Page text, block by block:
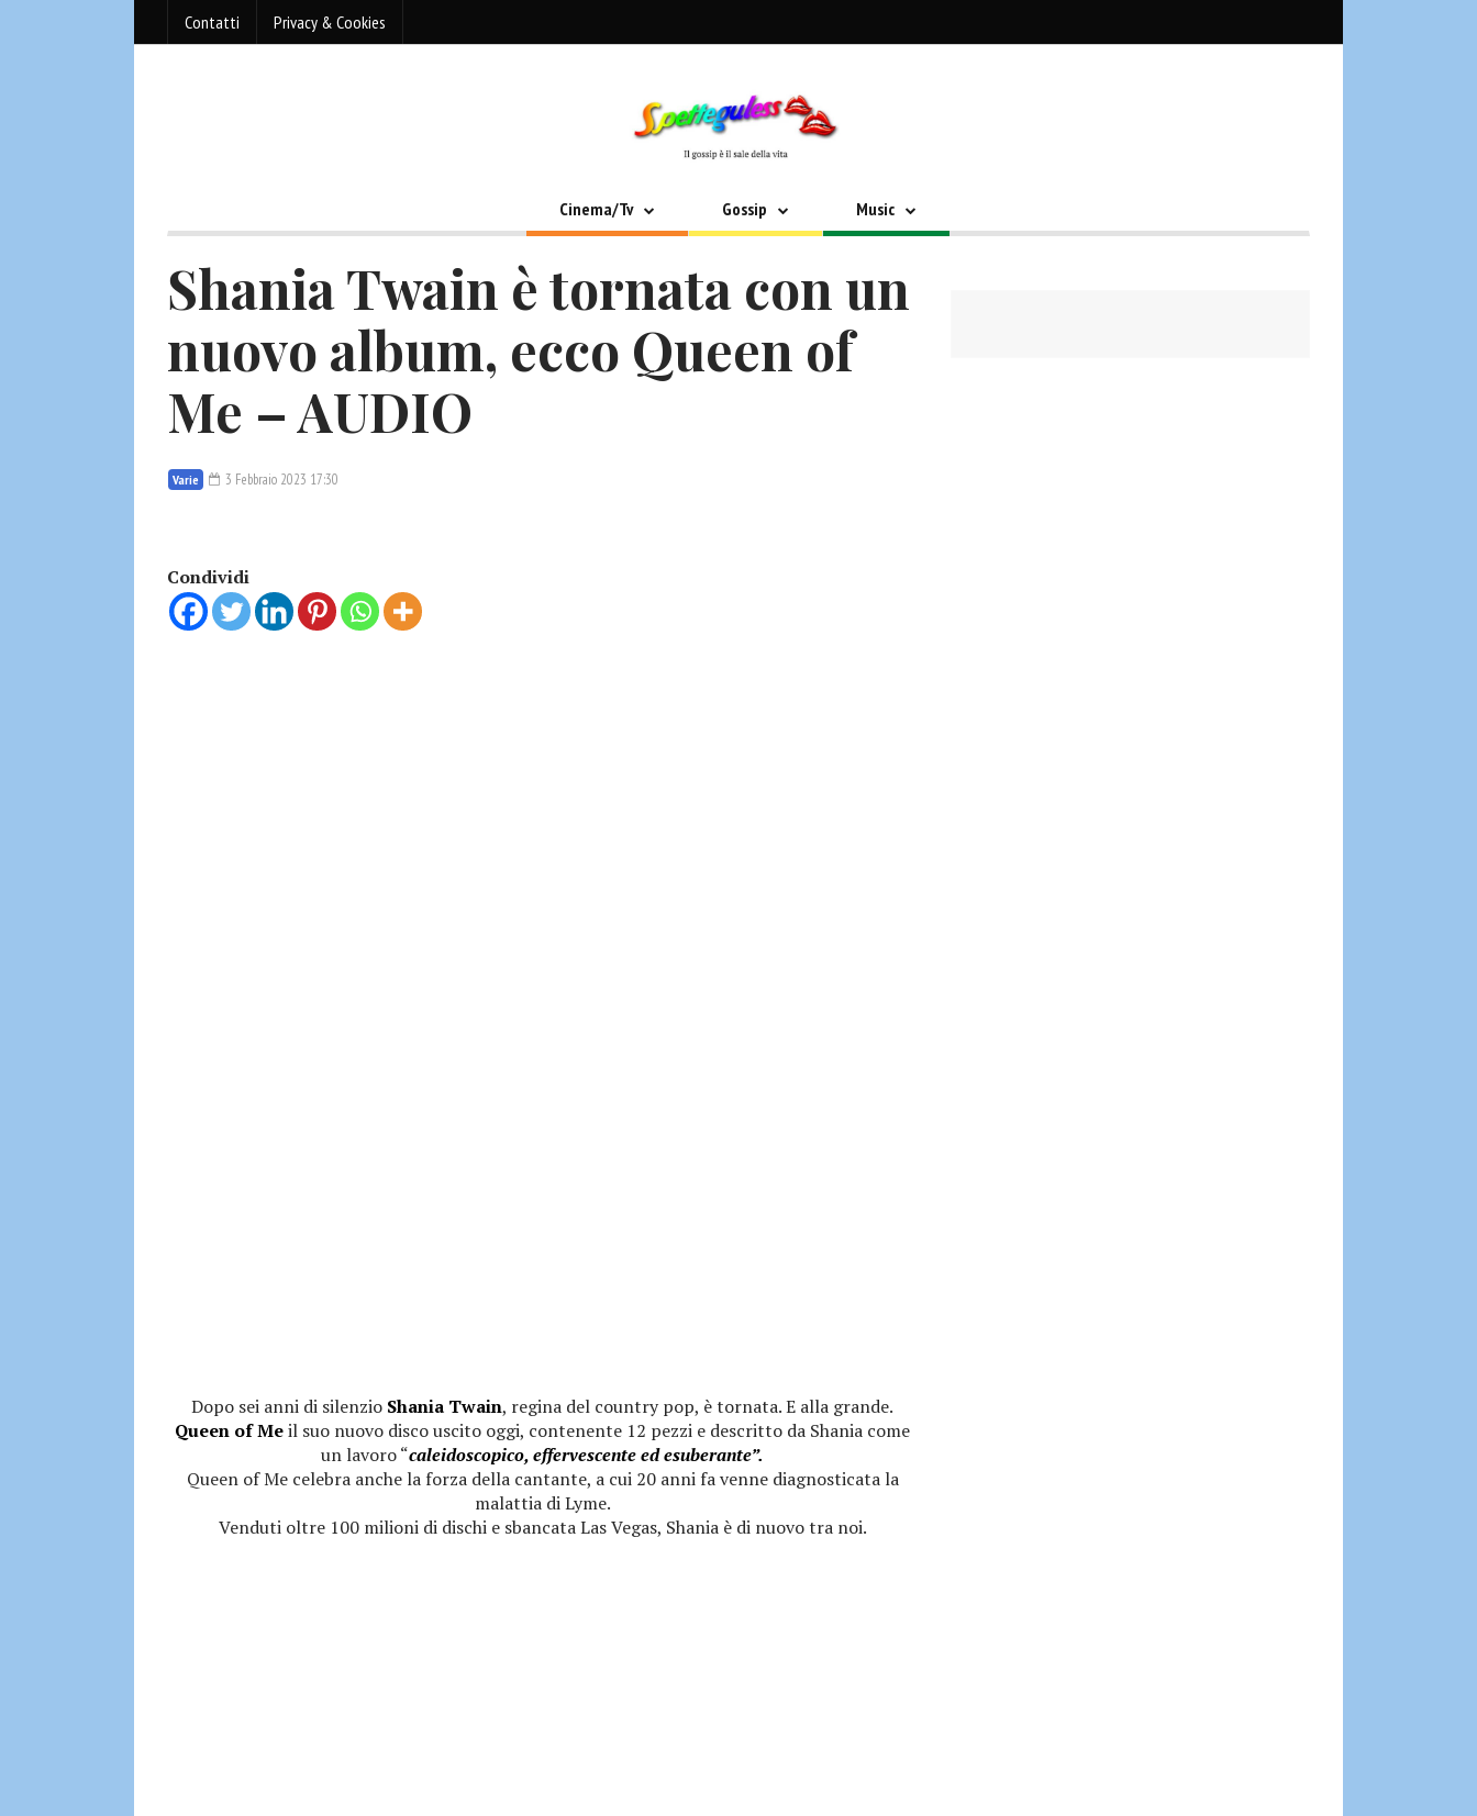
Contatti Privacy & Cookies
Cinema/Tv Gossip Music
Shania Twain è tornata con un
nuovo album, ecco Queen of
Me – AUDIO
Varie 3 Febbraio 2023 17:30
Condividi
Dopo sei anni di silenzio Shania Twain, regina del country pop, è tornata. E alla grande.
Queen of Meil suo nuovo disco uscito oggi, contenente 12 pezzi e descritto da Shania come
un lavoro “caleidoscopico, effervescente ed esuberante”.
Queen of Me celebra anche la forza della cantante, a cui 20 anni fa venne diagnosticata la
malattia di Lyme.
Venduti oltre 100 milioni di dischi e sbancata Las Vegas, Shania è di nuovo tra noi.